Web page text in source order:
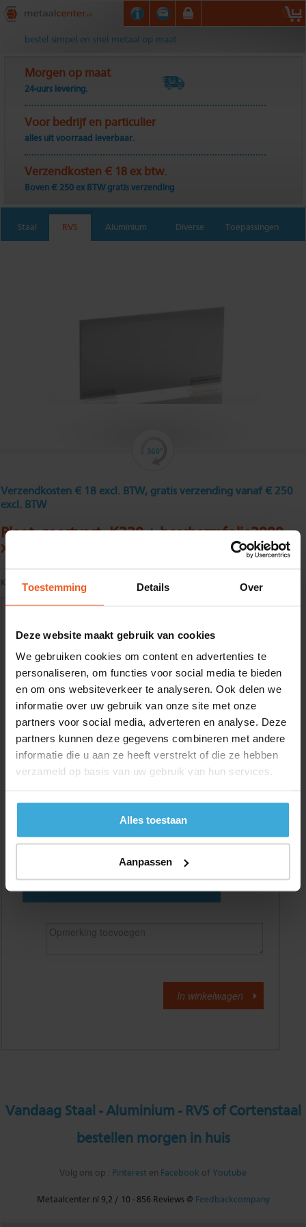
Toestemming Details Over
Deze website maakt gebruik van cookies
We gebruiken cookies om content en advertenties te
personaliseren, om functies voor social media te bieden
en om ons websiteverkeer te analyseren. Ook delen we
informatie over uw gebruik van onze site met onze
partners voor social media, adverteren en analyse. Deze
partners kunnen deze gegevens combineren met andere
informatie die u aan ze heeft verstrekt of die ze hebben
verzameld op basis van uw gebruik van hun services.
Alles toestaan
Aanpassen
Metaalcenter.nl
bestel simpel en snel metaal op maat
Morgen op maat
24-uurs levering.
Voor bedrijf en particulier
alles uit voorraad leverbaar.
Verzendkosten € 18 ex btw.
Boven € 250 ex BTW gratis verzending
Staal RVS Aluminium Diverse Toepassingen
Verzendkosten € 18 excl. BTW, gratis verzending vanaf € 250
excl. BTW
Plaat, roestvast, K320 + beschermfolie2000
x 1000 x 3 mm
Kwaliteit: AISI 304 / K320 geslepen
Of op maat
(zonder reststuk):
Lengte: (max. 2000 mm)
Breedte: (max. 1000 mm)
Dikte:
Alle bedragen zijn excl. 21% BTW
Vandaag Staal - Aluminium - RVS of Cortenstaal
bestellen morgen in huis
Volg ons op : Pinterest en Facebook of Youtube
Metaalcenter.nl 9,2 / 10 -856 Reviews @ Feedbackcompany